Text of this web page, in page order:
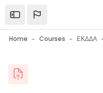
Open the sidebar
Home Courses ΕΚΔΔΑ
Blocks